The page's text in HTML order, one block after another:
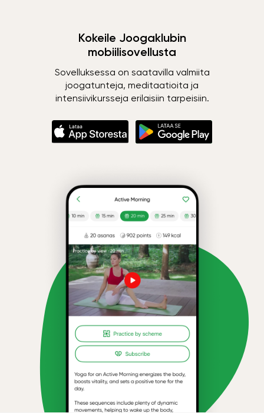
Kokeile Joogaklubin
mobiilisovellusta
Sovelluksessa on saatavilla valmiita
joogatunteja, meditaatioita ja
intensiivikursseja erilaisiin tarpeisiin.